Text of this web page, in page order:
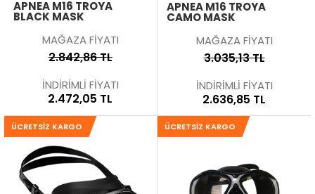
APNEA M16 TROYA
BLACK MASK
MAĞAZA FİYATI
2.842,86 TL
İNDİRİMLİ FİYATI
2.472,05 TL
APNEA M16 TROYA
CAMO MASK
MAĞAZA FİYATI
3.035,13 TL
İNDİRİMLİ FİYATI
2.636,85 TL
ÜCRETSIZ KARGO ÜCRETSIZ KARGO